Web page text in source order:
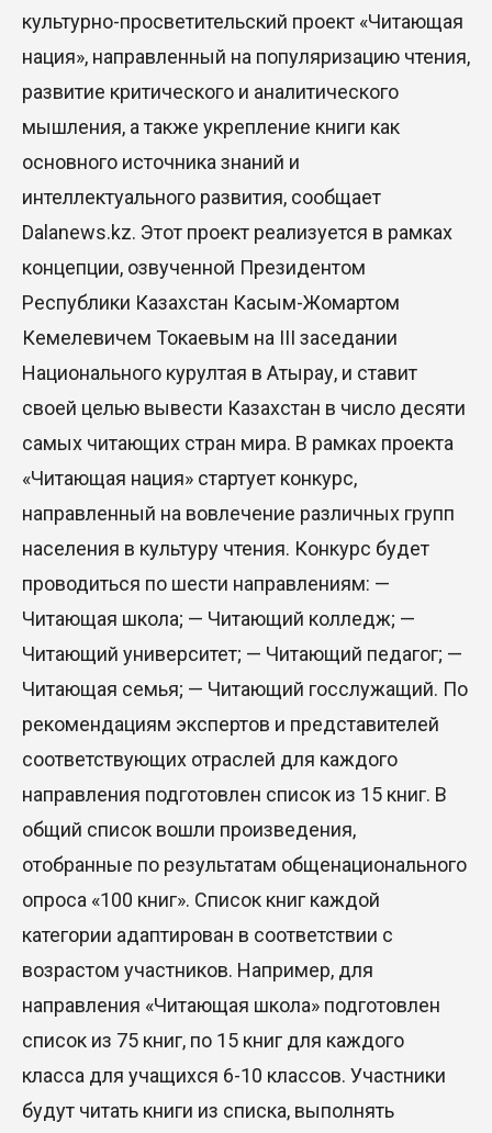
культурно-просветительский проект «Читающая
нация», направленный на популяризацию чтения,
развитие критического и аналитического
мышления, а также укрепление книги как
основного источника знаний и
интеллектуального развития, сообщает
Dalanews.kz. Этот проект реализуется в рамках
концепции, озвученной Президентом
Республики Казахстан Касым-Жомартом
Кемелевичем Токаевым на III заседании
Национального курултая в Атырау, и ставит
своей целью вывести Казахстан в число десяти
самых читающих стран мира. В рамках проекта
«Читающая нация» стартует конкурс,
направленный на вовлечение различных групп
населения в культуру чтения. Конкурс будет
проводиться по шести направлениям: —
Читающая школа; — Читающий колледж; —
Читающий университет; — Читающий педагог; —
Читающая семья; — Читающий госслужащий. По
рекомендациям экспертов и представителей
соответствующих отраслей для каждого
направления подготовлен список из 15 книг. В
общий список вошли произведения,
отобранные по результатам общенационального
опроса «100 книг». Список книг каждой
категории адаптирован в соответствии с
возрастом участников. Например, для
направления «Читающая школа» подготовлен
список из 75 книг, по 15 книг для каждого
класса для учащихся 6-10 классов. Участники
будут читать книги из списка, выполнять